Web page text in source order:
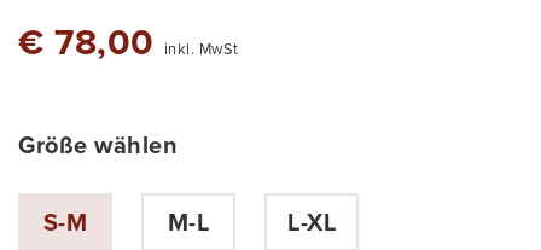
€ 78,00 inkl. MwSt
Größe wählen
S-M M-L L-XL
cod.2022-5
cod.2022-14
cod.2022-16
cod.2022-17
4-bis
117 - bis
107
105
116
120
123
124